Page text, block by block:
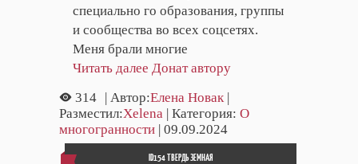
специально го образования, группы
и сообщества во всех соцсетях.
Меня брали многие
Читать далее Донат автору
314 | Автор:Елена Новак|
Разместил:Xelena | Категория: О
многогранности | 09.09.2024
ID154 ТВЕРДЬ ЗЕМНАЯ